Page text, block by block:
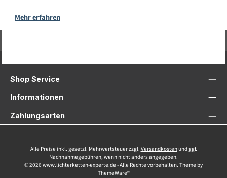
Mehr erfahren
Shop Service
Informationen
Zahlungsarten
Alle Preise inkl. gesetzl. Mehrwertsteuer zzgl. Versandkostenund ggf.
Nachnahmegebühren, wenn nicht anders angegeben.
© 2026 www.lichterketten-experte.de - Alle Rechte vorbehalten. Theme by
ThemeWare®